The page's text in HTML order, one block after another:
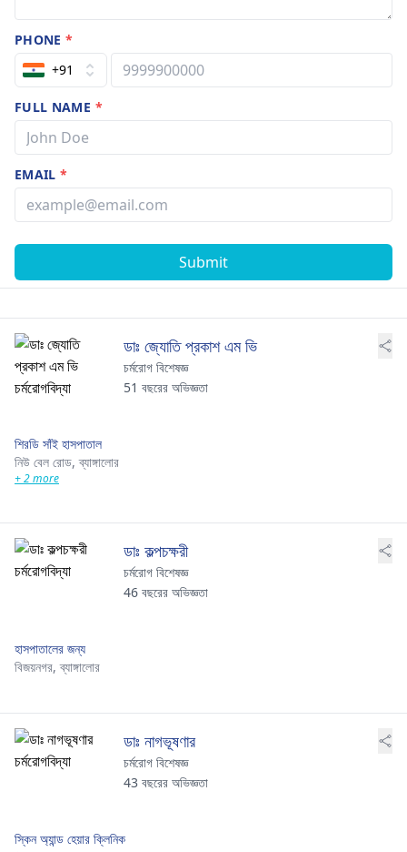
PHONE*
+91
FULL NAME *
EMAIL*
Submit
ডাঃ জ্যোতি প্রকাশ এম ভি
চর্মরোগ বিশেষজ্ঞ
51 বছরের অভিজ্ঞতা
শিরডি সাঁই হাসপাতাল
নিউ বেল রোড,ব্যাঙ্গালোর
+ 2 more
ডাঃ কল্পচক্ষরী
চর্মরোগ বিশেষজ্ঞ
46 বছরের অভিজ্ঞতা
হাসপাতালের জন্য
বিজয়নগর,ব্যাঙ্গালোর
ডাঃ নাগভূষণার
চর্মরোগ বিশেষজ্ঞ
43 বছরের অভিজ্ঞতা
স্কিন অ্যান্ড হেয়ার ক্লিনিক